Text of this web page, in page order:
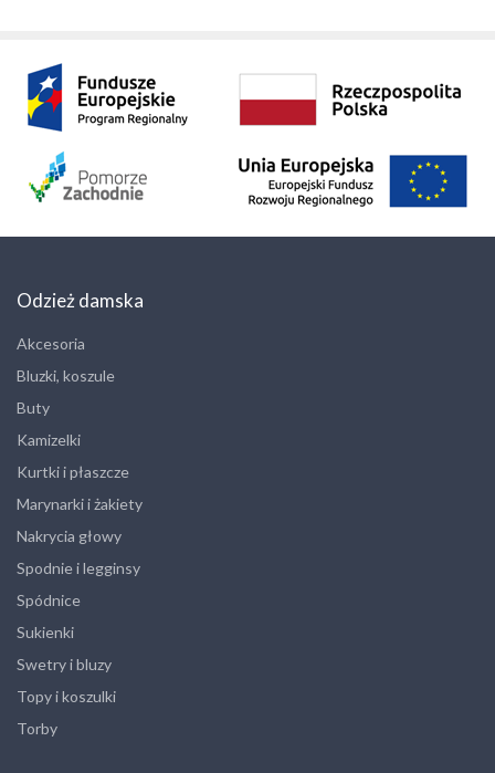
Odzież damska
Akcesoria
Bluzki, koszule
Buty
Kamizelki
Kurtki i płaszcze
Marynarki i żakiety
Nakrycia głowy
Spodnie i legginsy
Spódnice
Sukienki
Swetry i bluzy
Topy i koszulki
Torby